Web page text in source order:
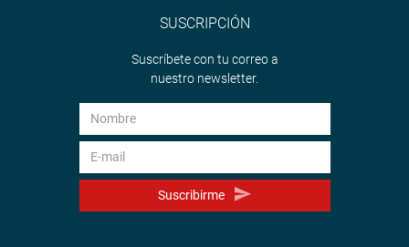
SUSCRIPCIÓN
Suscríbete con tu correo a
nuestro newsletter.
Suscribirme